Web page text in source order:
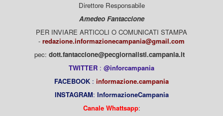
Direttore Responsabile
Amedeo Fantaccione
PER INVIARE ARTICOLI O COMUNICATI STAMPA
- redazione.informazionecampania@gmail.com
pec: dott.fantaccione@pecgiornalisti.campania.it
TWITTER : @inforcampania
FACEBOOK : informazione.campania
INSTAGRAM: InformazioneCampania
Canale Whattsapp: